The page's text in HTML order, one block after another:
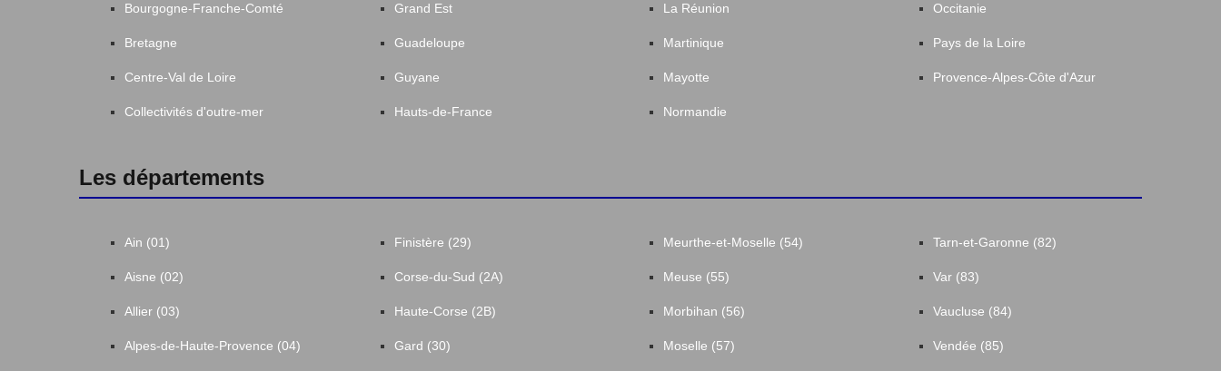
Bourgogne-Franche-Comté
Bretagne
Centre-Val de Loire
Collectivités d'outre-mer
Grand Est
Guadeloupe
Guyane
Hauts-de-France
La Réunion
Martinique
Mayotte
Normandie
Occitanie
Pays de la Loire
Provence-Alpes-Côte d'Azur
Les départements
Ain (01)
Aisne (02)
Allier (03)
Alpes-de-Haute-Provence (04)
Finistère (29)
Corse-du-Sud (2A)
Haute-Corse (2B)
Gard (30)
Meurthe-et-Moselle (54)
Meuse (55)
Morbihan (56)
Moselle (57)
Tarn-et-Garonne (82)
Var (83)
Vaucluse (84)
Vendée (85)